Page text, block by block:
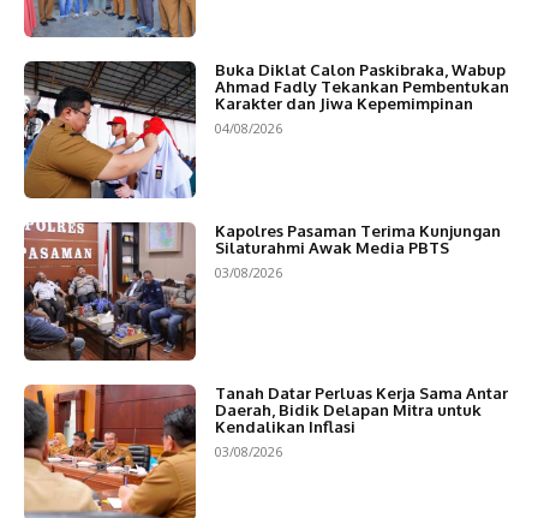
Buka Diklat Calon Paskibraka, Wabup
Ahmad Fadly Tekankan Pembentukan
Karakter dan Jiwa Kepemimpinan
04/08/2026
Kapolres Pasaman Terima Kunjungan
Silaturahmi Awak Media PBTS
03/08/2026
Tanah Datar Perluas Kerja Sama Antar
Daerah, Bidik Delapan Mitra untuk
Kendalikan Inflasi
03/08/2026